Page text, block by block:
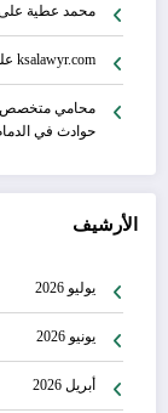
محمد عطية
ksalawyr.com
محامي متخصص
حوادث في
الأرشيف
يوليو 2026
يونيو 2026
أبريل 2026